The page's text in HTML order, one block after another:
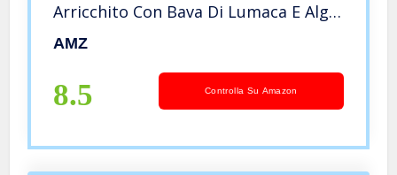
Arricchito Con Bava Di Lumaca E Alga
Rossa, Siero Idratante Ideale Come
Occhiaie, Made In Italy
AMZ
8.5 Controlla Su Amazon